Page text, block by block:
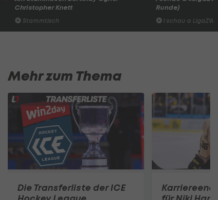
Christopher Knett
Stammtisch
Runde)
I schau a LigaZWA
Mehr zum Thema
Die Transferliste der ICE